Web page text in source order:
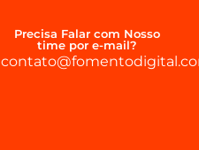
Precisa Falar com Nosso
time por e-mail?